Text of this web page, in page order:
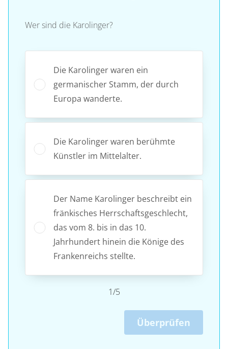
Wer sind die Karolinger?
Die Karolinger waren ein
germanischer Stamm, der durch
Europa wanderte.
Die Karolinger waren berühmte
Künstler im Mittelalter.
Der Name Karolinger beschreibt ein
fränkisches Herrschaftsgeschlecht,
das vom 8. bis in das 10.
Jahrhundert hinein die Könige des
Frankenreichs stellte.
1/5
Überprüfen